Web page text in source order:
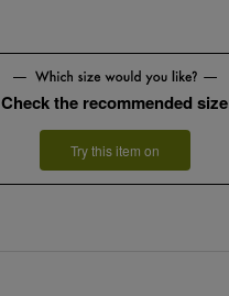
Check the recommended size
Try this item on